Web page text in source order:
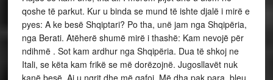
qoshe të parkut. Kur u binda se mund të ishte djalë i mirë e
pyes: A ke besë Shqiptari? Po tha, unë jam nga Shqipëria,
nga Berati. Atëherë shumë mirë i thashë: Kam nevojë për
ndihmë . Sot kam ardhur nga Shqipëria. Dua të shkoj ne
Itali, se këta kam frikë se më dorëzojnë. Jugosllavët nuk
kanë besë. Ai u ngrit dhe më qafoj. Më dha pak para, bleu